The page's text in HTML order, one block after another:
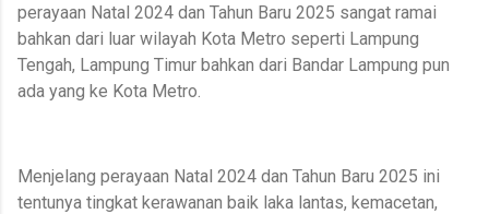
perayaan Natal 2024 dan Tahun Baru 2025 sangat ramai
bahkan dari luar wilayah Kota Metro seperti Lampung
Tengah, Lampung Timur bahkan dari Bandar Lampung pun
ada yang ke Kota Metro.
Menjelang perayaan Natal 2024 dan Tahun Baru 2025 ini
tentunya tingkat kerawanan baik laka lantas, kemacetan,